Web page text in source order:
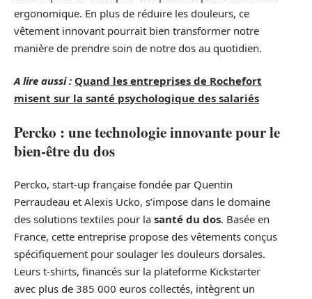
ergonomique. En plus de réduire les douleurs, ce
vêtement innovant pourrait bien transformer notre
manière de prendre soin de notre dos au quotidien.
A lire aussi : Quand les entreprises de Rochefort
misent sur la santé psychologique des salariés
Percko : une technologie innovante pour le
bien-être du dos
Percko, start-up française fondée par Quentin
Perraudeau et Alexis Ucko, s’impose dans le domaine
des solutions textiles pour la santé du dos. Basée en
France, cette entreprise propose des vêtements conçus
spécifiquement pour soulager les douleurs dorsales.
Leurs t-shirts, financés sur la plateforme Kickstarter
avec plus de 385 000 euros collectés, intègrent un